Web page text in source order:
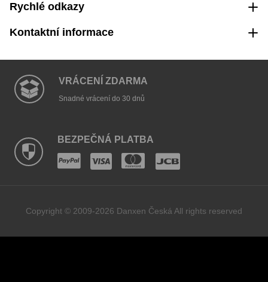
Rychlé odkazy
Kontaktní informace
VRÁCENÍ ZDARMA
Snadné vrácení do 30 dnů
BEZPEČNÁ PLATBA
Copyright © 2009-2026 Danxen Česká All rights reserved